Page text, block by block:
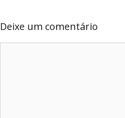
Deixe um comentário